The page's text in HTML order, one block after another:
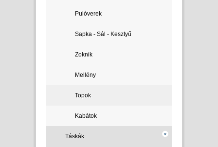
Pulóverek
Sapka - Sál - Kesztyű
Zoknik
Mellény
Topok
Kabátok
Táskák